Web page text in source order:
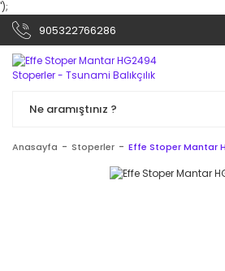
');
905322766286
Anasayfa Stoperler Effe Stoper Mantar